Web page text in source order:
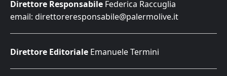
Direttore Responsabile Federica Raccuglia
email: direttoreresponsabile@palermolive.it
Direttore Editoriale Emanuele Termini